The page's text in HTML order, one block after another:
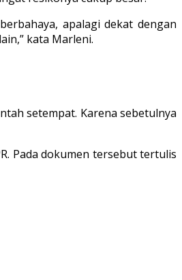
apalagi dekat dengan
kata Marleni.
setempat. Karena sebetulnya
Pada dokumen tersebut tertulis